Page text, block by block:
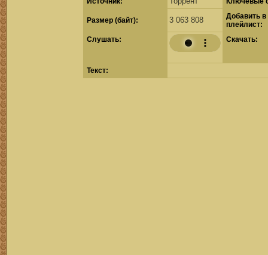
Размер (байт): 3 063 808
Добавить в
плейлист:
Cлушать:
Скачать:
Текст: